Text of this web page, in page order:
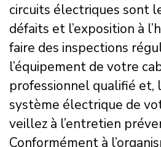
circuits électriques sont
défaits et l’exposition à
faire des inspections
l’équipement de votre
professionnel qualifié et,
système électrique de
veillez à l’entretien
Conformément à